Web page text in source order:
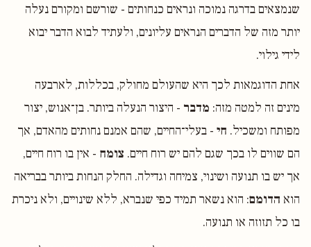
שנמצאים בדרגה נמוכה ונראים כנחותים - שורשם ומקורם נעלה
יותר מזה של הדברים הנראים עליונים, ולעתיד לבוא הדבר יבוא
לידי גילוי.
אחת הדוגמאות לכך היא שהעולם מחולק, בכללות, לארבעה
מינים זה למטה מזה: מדבר - היצור הנעלה ביותר. בן־אנוש, יצור
מפותח ומשכיל. חי - בעלי־החיים, שהם אמנם נחותים מהאדם, אך
הם שווים לו בכך שגם להם יש רוח חיים. צומח - אין בו רוח חיים,
אך יש בו תנועה ושינוי, צמיחה וגדילה. החלק הנחות ביותר בבריאה
הוא הדומם: הוא נשאר תמיד כפי שנברא, ללא שינויים, ולא ניכרת
בו כל תזוזה או תנועה.